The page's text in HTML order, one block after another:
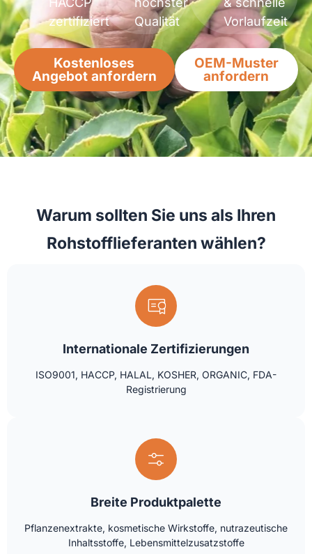
zertifiziert
Qualität
Vorlaufzeit
Kostenloses
Angebot anfordern
OEM-Muster
anfordern
Warum sollten Sie uns als Ihren
Rohstofflieferanten wählen?
Internationale Zertifizierungen
ISO9001, HACCP, HALAL, KOSHER, ORGANIC, FDA-
Registrierung
Breite Produktpalette
Pflanzenextrakte, kosmetische Wirkstoffe, nutrazeutische
Inhaltsstoffe, Lebensmittelzusatzstoffe